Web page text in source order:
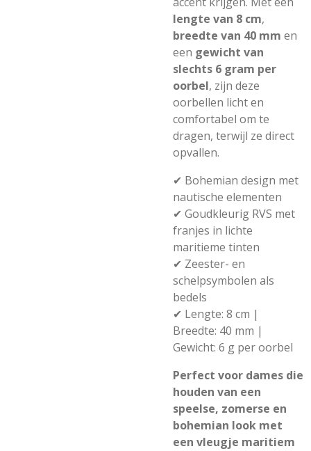
lengte van 8 cm,
breedte van 40 mm en
een gewicht van
slechts 6 gram per
oorbel, zijn deze
oorbellen licht en
comfortabel om te
dragen, terwijl ze direct
opvallen.
✔ Bohemian design met
nautische elementen
✔ Goudkleurig RVS met
franjes in lichte
maritieme tinten
✔ Zeester- en
schelpsymbolen als
bedels
✔ Lengte: 8 cm |
Breedte: 40 mm |
Gewicht: 6 g per oorbel
Perfect voor dames die
houden van een
speelse, zomerse en
bohemian look met
een vleugje maritiem